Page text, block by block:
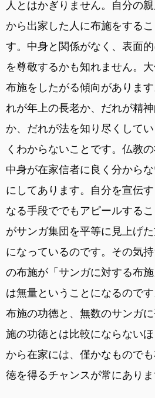
人とはかぎりません。自分の
から出家した人に布施をする
す。中身と関係がなく、表面
を尊敬するかも知れません。
布施をしたがる傾向がありま
れが年上の長老か、だれが精
か、だれが法を知り尽くして
くわからないことです。仏教
中身が在家信者に良く分から
にしてあります。自分を宣伝
なる手段ででもアピールする
がサンガ集団を平等に見上げ
になっているのです。その気
の布施が「サンガに対する布
は無量ということになるので
布施の功徳と、無数のサンガ
施の功徳とは比較にならない
から在家には、僅かなもので
徳を得るチャンスが常にありま